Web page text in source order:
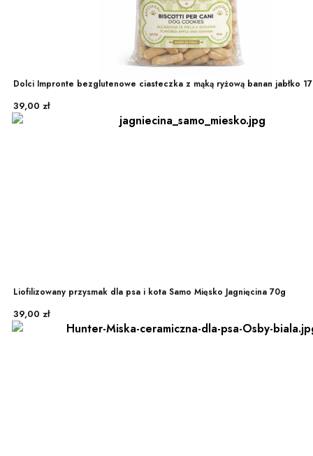
Dolci Impronte bezglutenowe ciasteczka z mąką ryżową banan jabłko
Cena
39,00 zł
Liofilizowany przysmak dla psa i kota Samo Mięsko Jagnięcina 70g
Cena
39,00 zł